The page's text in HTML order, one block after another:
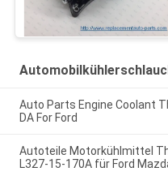
Auto Parts Engine Coolant
DA For Ford
Autoteile Motorkühlmittel
L327-15-170A für Ford